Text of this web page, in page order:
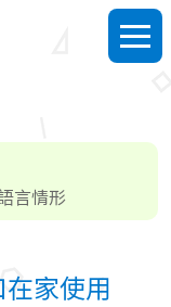
選單
言情形
家使用